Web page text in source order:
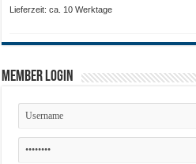
Lieferzeit: ca. 10 Werktage
Member Login